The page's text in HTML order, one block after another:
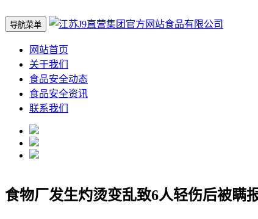
导航菜单
网站首页
关于我们
食品安全动态
食品安全资讯
联系我们
食物厂发生灼烫变乱致6人轻伤后被瞒